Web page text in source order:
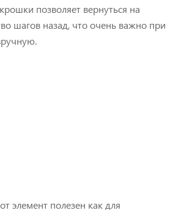
позволяет вернуться на
шагов назад, что очень важно при
элемент полезен как для